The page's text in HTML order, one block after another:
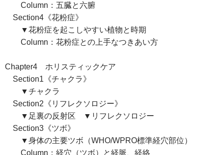
Column：五臓と六腑
Section4《花粉症》
▼花粉症を起こしやすい植物と時期
Column：花粉症との上手なつきあい方
Chapter4 ホリスティックケア
Section1《チャクラ》
▼チャクラ
Section2《リフレクソロジー》
▼足裏の反射区 ▼リフレクソロジー
Section3《ツボ》
▼身体の主要ツボ（WHO/WPRO標準経穴部位）
Column：経穴（ツボ）と経脈、経絡